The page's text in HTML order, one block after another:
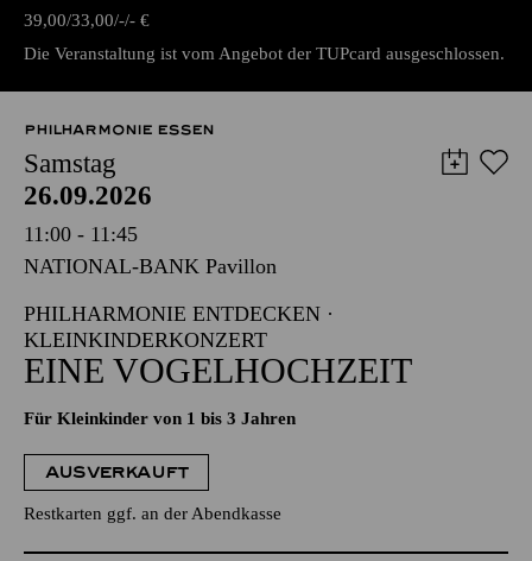
39,00 33,00 - - €
Die Veranstaltung ist vom Angebot der TUPcard ausgeschlossen.
PHILHARMONIE ESSEN
Samstag
26.09.2026
11:00 - 11:45
NATIONAL-BANK Pavillon
PHILHARMONIE ENTDECKEN ·
KLEINKINDERKONZERT
EINE VOGELHOCHZEIT
Für Kleinkinder von 1 bis 3 Jahren
AUSVERKAUFT
Restkarten ggf. an der Abendkasse